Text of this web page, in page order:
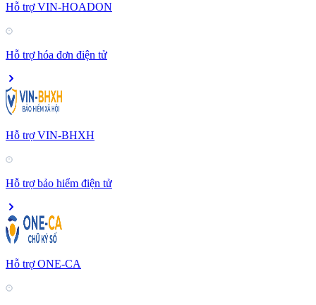
Hỗ trợ VIN-HOADON
Hỗ trợ hóa đơn điện tử
Hỗ trợ VIN-BHXH
Hỗ trợ bảo hiểm điện tử
Hỗ trợ ONE-CA